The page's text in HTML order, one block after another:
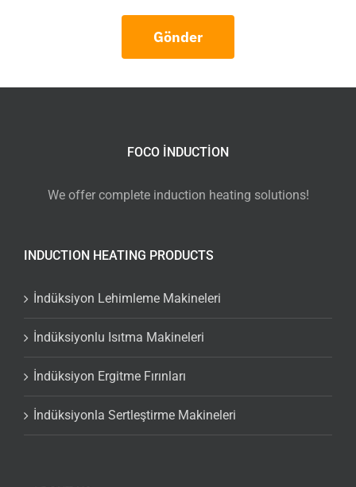
Gönder
FOCO INDUCTION
We offer complete induction heating solutions!
INDUCTION HEATING PRODUCTS
İndüksiyon Lehimleme Makineleri
İndüksiyonlu Isıtma Makineleri
İndüksiyon Ergitme Fırınları
İndüksiyonla Sertleştirme Makineleri